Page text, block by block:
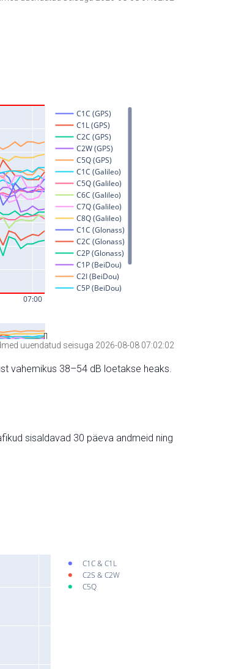
uuendatud seisuga 2026-08-08 07:02:02
vahemikus 38–54 dB loetakse heaks.
sisaldavad 30 päeva andmeid ning
C1C & C1L
C2S & C2W
C5Q